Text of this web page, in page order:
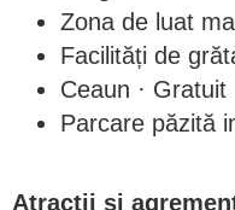
Zona de luat
Facilități de
Ceaun · Gratuit
Parcare păzită
Atractii si